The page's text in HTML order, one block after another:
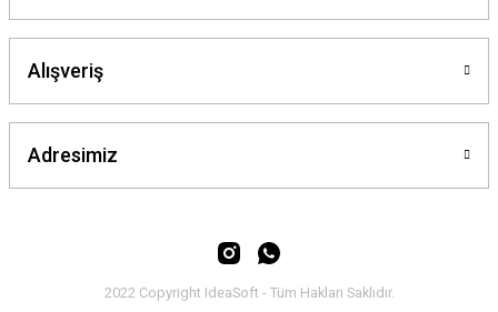
Alışveriş
Adresimiz
2022 Copyright IdeaSoft - Tüm Hakları Saklıdır.